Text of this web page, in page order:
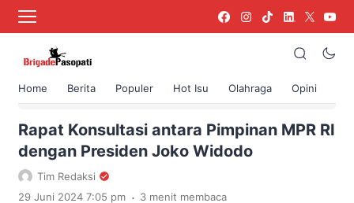
Home Berita Populer Hot Isu Olahraga Opini
›
Rapat Konsultasi antara Pimpinan MPR RI
dengan Presiden Joko Widodo
Tim Redaksi
29 Juni 2024 7:05 pm . 3 menit membaca